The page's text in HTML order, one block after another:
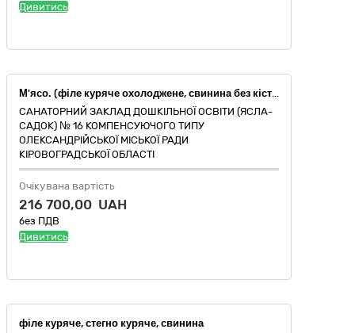
Дивитись
М'ясо. (філе куряче охолоджене, свинина без кістки м'якоть охолоджена)
САНАТОРНИЙ ЗАКЛАД ДОШКІЛЬНОЇ ОСВІТИ (ЯСЛА-
САДОК) № 16 КОМПЕНСУЮЧОГО ТИПУ
ОЛЕКСАНДРІЙСЬКОЇ МІСЬКОЇ РАДИ
КІРОВОГРАДСЬКОЇ ОБЛАСТІ
Очікувана вартість
216 700,00 UAH
без ПДВ
Дивитись
філе куряче, стегно куряче, свинина